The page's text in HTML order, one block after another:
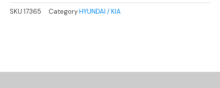
SKU 17365 CategoryHYUNDAI / KIA